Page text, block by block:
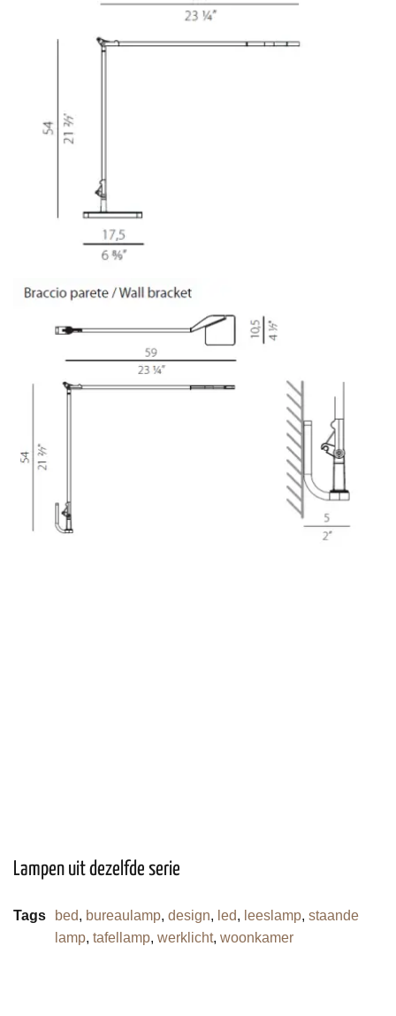
Lampen uit dezelfde serie
Tags bed, bureaulamp, design, led, leeslamp, staande
lamp, tafellamp, werklicht, woonkamer